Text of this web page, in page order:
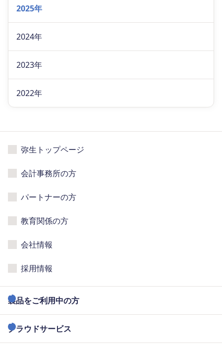
2025年
2024年
2023年
2022年
弥生トップページ
会計事務所の方
パートナーの方
教育関係の方
会社情報
採用情報
製品をご利用中の方
クラウドサービス